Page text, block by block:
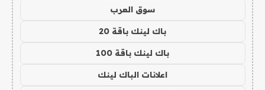
سوق العرب
باك لينك باقة 20
باك لينك باقة 100
اعلانات الباك لينك